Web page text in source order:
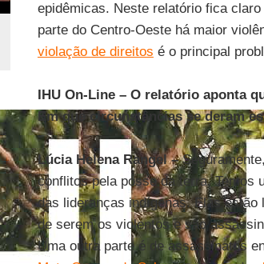
epidêmicas. Neste relatório fica
parte do Centro-Oeste há maior
violação de direitos é o principal
IHU On-Line – O relatório aponta
Em que circunstâncias se deram
Lúcia Helena Rangel –
conflitos pela posse da terra. Temos
das lideranças indígenas. Elas
de serem os violentos e são
Uma outra parte é de assassinatos